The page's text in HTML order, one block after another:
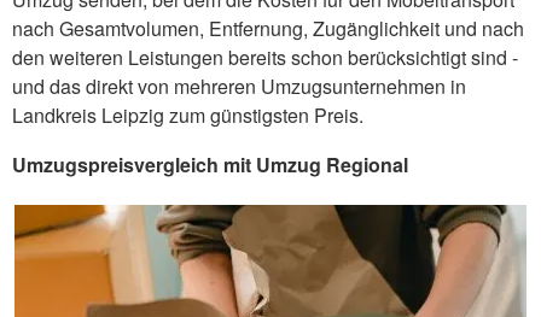
nach Gesamtvolumen, Entfernung, Zugänglichkeit und nach
den weiteren Leistungen bereits schon berücksichtigt sind -
und das direkt von mehreren Umzugsunternehmen in
Landkreis Leipzig zum günstigsten Preis.
Umzugspreisvergleich mit Umzug Regional